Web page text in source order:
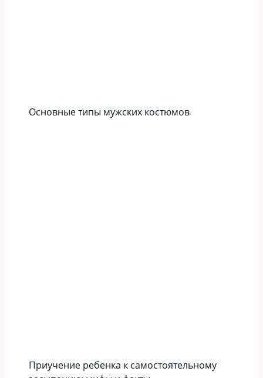
Основные типы мужских костюмов
Приучение ребенка к самостоятельному